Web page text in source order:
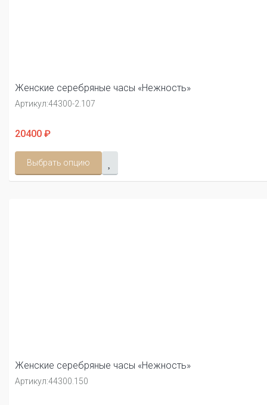
Женские серебряные часы «Нежность»
Артикул:44300-2.107
20400 ₽
Выбрать опцию
Женские серебряные часы «Нежность»
Артикул:44300.150